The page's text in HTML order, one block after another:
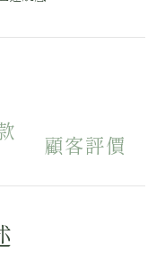
顧客評價